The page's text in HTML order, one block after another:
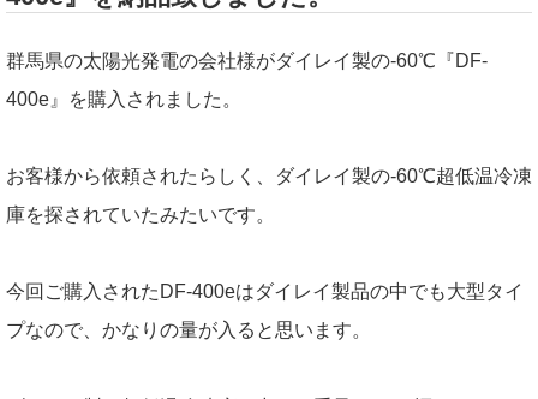
群馬県の太陽光発電の会社様がダイレイ製の-60℃『DF-
400e』を購入されました。
お客様から依頼されたらしく、ダイレイ製の-60℃超低温冷凍
庫を探されていたみたいです。
今回ご購入されたDF-400eはダイレイ製品の中でも大型タイ
プなので、かなりの量が入ると思います。